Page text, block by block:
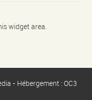
widget area.
- Hébergement : OC3